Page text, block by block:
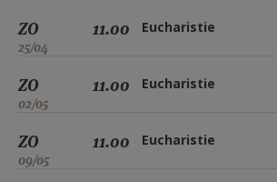
ZO
25/04
11.00 Eucharistie
ZO
02/05
11.00 Eucharistie
ZO
09/05
11.00 Eucharistie